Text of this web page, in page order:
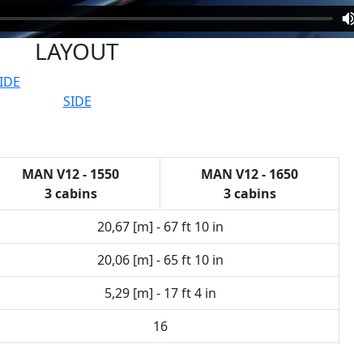
LAYOUT
SIDE
MAN V12 - 1550
3 cabins
MAN V12 - 1650
3 cabins
20,67 [m] - 67 ft 10 in
20,06 [m] - 65 ft 10 in
5,29 [m] - 17 ft 4 in
16